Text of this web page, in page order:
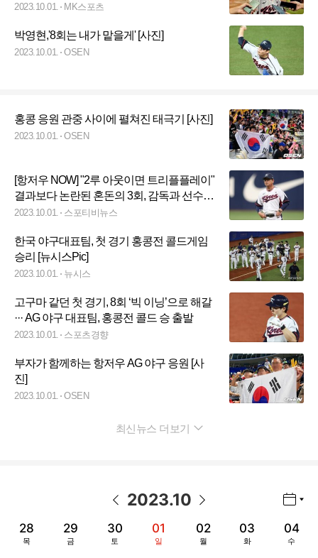
2023.10.01. MK스포츠
박영현,'8회는 내가 맡을게' [사진]
2023.10.01. OSEN
홍콩 응원 관중 사이에 펼쳐진 태극기 [사진]
2023.10.01. OSEN
[항저우 NOW] "2루 아웃이면 트리플플레이"
결과보다 논란된 혼돈의 3회, 감독과 선수는
이렇게 봤다(종합)
2023.10.01. 스포티비뉴스
한국 야구대표팀, 첫 경기 홍콩전 콜드게임
승리 [뉴시스Pic]
2023.10.01. 뉴시스
고구마 같던 첫 경기, 8회 ‘빅 이닝’으로 해갈
··· AG 야구 대표팀, 홍콩전 콜드 승 출발
2023.10.01. 스포츠경향
부자가 함께하는 항저우 AG 야구 응원 [사
진]
2023.10.01. OSEN
최신뉴스 더보기
2023.10
28
목
29
금
30
토
01
일
02
월
03
화
04
수